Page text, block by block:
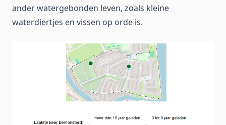
ander watergebonden leven, zoals kleine
waterdiertjes en vissen op orde is.